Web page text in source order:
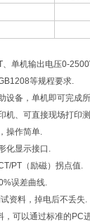
、单机输出电压0-
等规程要求.
设备，单机即可完成
机、可直接现场打印
操作简单.
化显示接口.
PT（励磁）拐点值.
误差曲线.
资料，掉电后不丢失.
，可以通过标准的PC